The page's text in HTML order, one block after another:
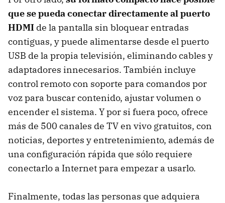
que se pueda conectar directamente al puerto
HDMI de la pantalla sin bloquear entradas
contiguas, y puede alimentarse desde el puerto
USB de la propia televisión, eliminando cables y
adaptadores innecesarios. También incluye
control remoto con soporte para comandos por
voz para buscar contenido, ajustar volumen o
encender el sistema. Y por si fuera poco, ofrece
más de 500 canales de TV en vivo gratuitos, con
noticias, deportes y entretenimiento, además de
una configuración rápida que sólo requiere
conectarlo a Internet para empezar a usarlo.
Finalmente, todas las personas que adquiera